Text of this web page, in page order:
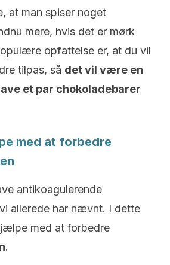
at man spiser noget
mere, hvis det er mørk
opfattelse er, at du vil
tilpas, så det vil være en
et par chokoladebarer
med at forbedre
antikoagulerende
allerede har nævnt. I dette
med at forbedre
.